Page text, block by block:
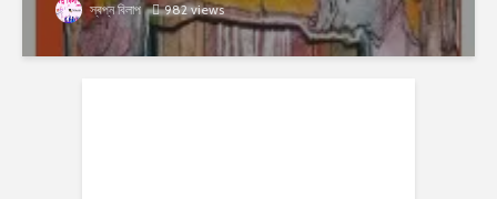
স্বপ্ন বিলাপ 982 views